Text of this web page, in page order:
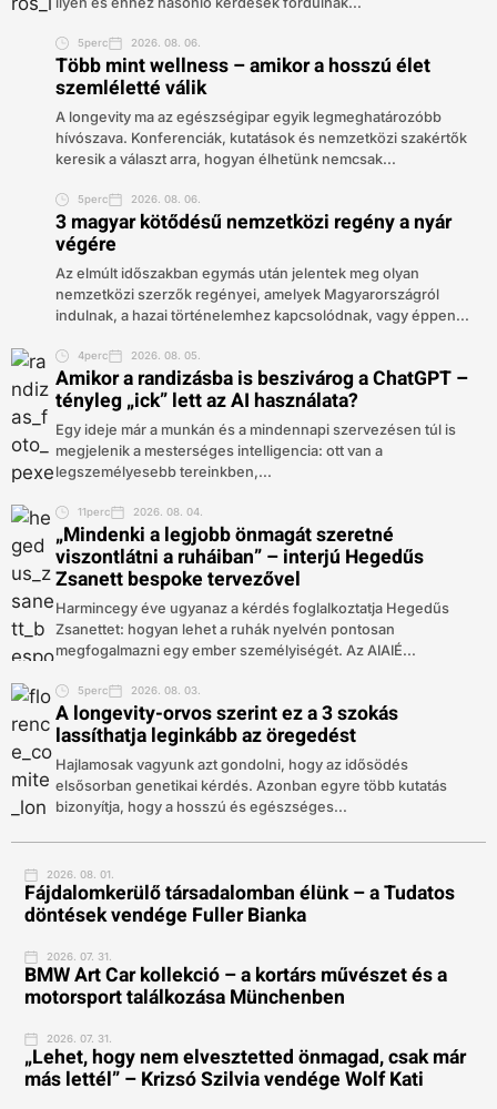
5perc 2026. 08. 06.
Több mint wellness – amikor a hosszú élet
szemléletté válik
A longevity ma az egészségipar egyik legmeghatározóbb
hívószava. Konferenciák, kutatások és nemzetközi szakértők
keresik a választ arra, hogyan élhetünk nemcsak...
5perc 2026. 08. 06.
3 magyar kötődésű nemzetközi regény a nyár
végére
Az elmúlt időszakban egymás után jelentek meg olyan
nemzetközi szerzők regényei, amelyek Magyarországról
indulnak, a hazai történelemhez kapcsolódnak, vagy éppen...
4perc 2026. 08. 05.
Amikor a randizásba is beszivárog a ChatGPT –
tényleg „ick” lett az AI használata?
Egy ideje már a munkán és a mindennapi szervezésen túl is
megjelenik a mesterséges intelligencia: ott van a
legszemélyesebb tereinkben,...
11perc 2026. 08. 04.
„Mindenki a legjobb önmagát szeretné
viszontlátni a ruháiban” – interjú Hegedűs
Zsanett bespoke tervezővel
Harmincegy éve ugyanaz a kérdés foglalkoztatja Hegedűs
Zsanettet: hogyan lehet a ruhák nyelvén pontosan
megfogalmazni egy ember személyiségét. Az AIAIÉ...
5perc 2026. 08. 03.
A longevity-orvos szerint ez a 3 szokás
lassíthatja leginkább az öregedést
Hajlamosak vagyunk azt gondolni, hogy az idősödés
elsősorban genetikai kérdés. Azonban egyre több kutatás
bizonyítja, hogy a hosszú és egészséges...
2026. 08. 01.
Fájdalomkerülő társadalomban élünk – a Tudatos
döntések vendége Fuller Bianka
2026. 07. 31.
BMW Art Car kollekció – a kortárs művészet és a
motorsport találkozása Münchenben
2026. 07. 31.
„Lehet, hogy nem elvesztetted önmagad, csak már
más lettél” – Krizsó Szilvia vendége Wolf Kati